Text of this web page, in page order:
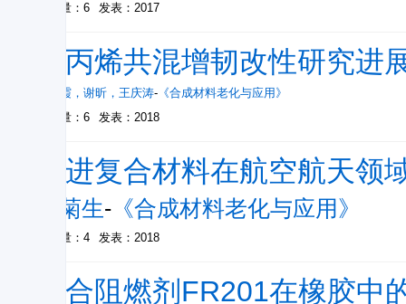
被引量：6
发表：2017
聚丙烯共混增韧改性研究进
张永霞 ， 谢昕 ， 王庆涛- 《合成材料老化与应用》
被引量：6
发表：2018
先进复合材料在航空航天领
蔡菊生- 《合成材料老化与应用》
被引量：4 发表：2018
复合阻燃剂FR201在橡胶中